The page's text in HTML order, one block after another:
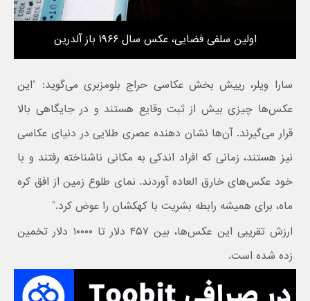
اولین سلفی فضایی، عکس سال ۱۹۶۶ باز آلدرین
سارا ویلر، رییش بخش عکاسی حراج بلومزبری می‌گوید: “این
عکس‌ها چیزی بیش از ثبت وقایع هستند و در جایگاهی بالا
قرار می‌گیرند. آن‌ها نشان دهنده عصری طلایی در دنیای عکاسی
نیز هستند، زمانی که افراد اندکی به مکانی ناشناخته رفتند و با
خود عکس‌های خارق العاده آوردند. نمای طلوع زمین از افق کره
ماه، برای همیشه رابطه بشریت با کهکشان را عوض کرد.”
ارزش تقریبی این عکس‌ها، بین ۴۵۷ دلار تا ۱۰۰۰۰ دلار تخمین
زده شده است.